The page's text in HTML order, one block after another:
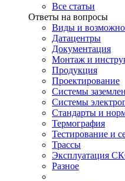
Все статьи
Ответы на вопросы
Виды и
Датацентры
Документация
Монтаж и
Продукция
Проектирование
Системы
Системы
Стандарты и
Термография
Тестирование и
Трассы
Эксплуатация
Разное